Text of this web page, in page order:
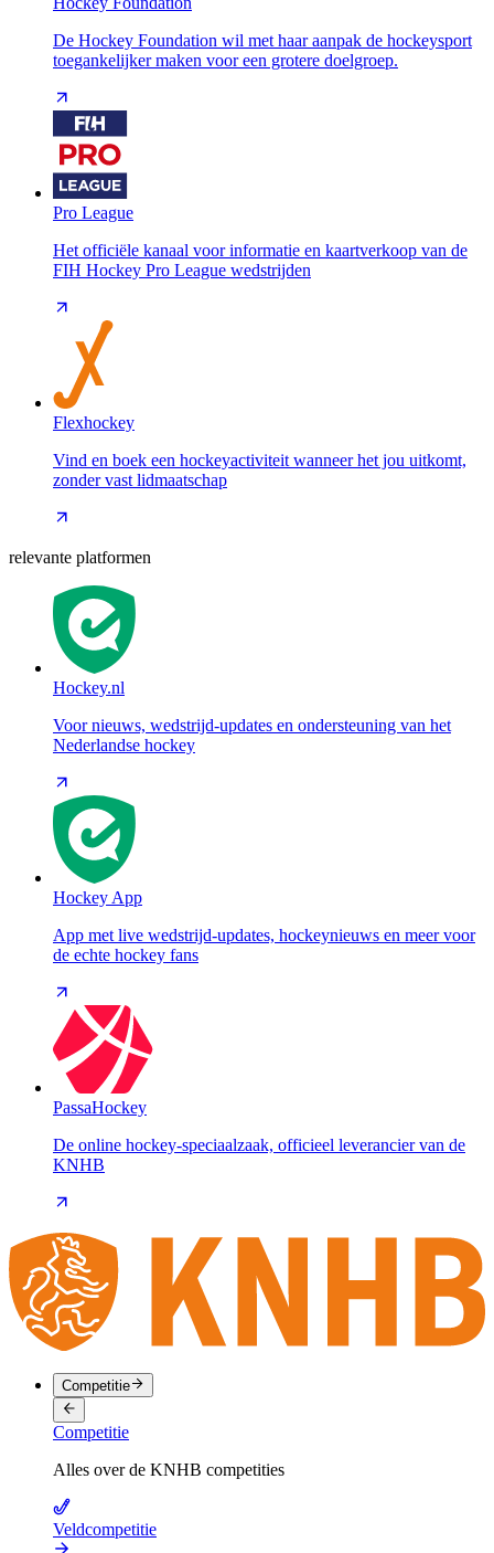
De Hockey Foundation wil met haar aanpak de hockeysport
toegankelijker maken voor een grotere doelgroep.
Pro League
Het officiële kanaal voor informatie en kaartverkoop van de
FIH Hockey Pro League wedstrijden
Flexhockey
Vind en boek een hockeyactiviteit wanneer het jou uitkomt,
zonder vast lidmaatschap
relevante platformen
Hockey.nl
Voor nieuws, wedstrijd-updates en ondersteuning van het
Nederlandse hockey
Hockey App
App met live wedstrijd-updates, hockeynieuws en meer voor
de echte hockey fans
PassaHockey
De online hockey-speciaalzaak, officieel leverancier van de
KNHB
Competitie
Competitie
Alles over de KNHB competities
Veldcompetitie